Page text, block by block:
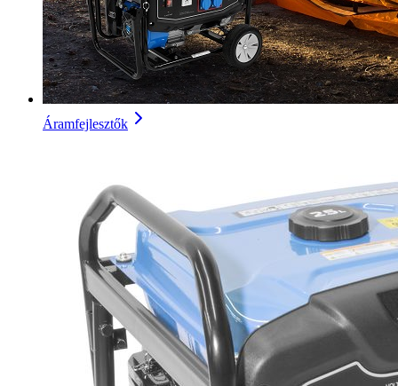
Áramfejlesztők